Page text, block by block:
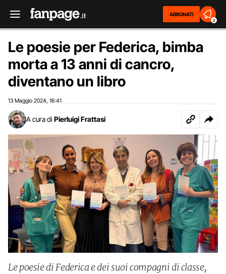
ABBONATI
2
Le poesie per Federica, bimba
morta a 13 anni di cancro,
diventano un libro
13 Maggio 2024 16:41
A cura di Pierluigi Frattasi
Le poesie di Federica e dei suoi compagni di classe,